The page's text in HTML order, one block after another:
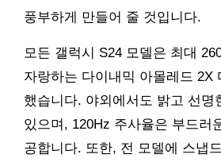
풍부하게 만들어 줄 것입니다.
모든 갤럭시 S24 모델은 최대
자랑하는 다이내믹 아몰레드 2X
했습니다. 야외에서도 밝고 선명
있으며, 120Hz 주사율은 부드러
공합니다. 또한, 전 모델에 스냅